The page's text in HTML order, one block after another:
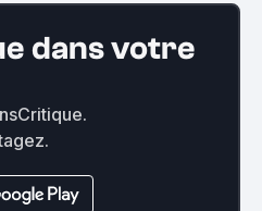
dans votre